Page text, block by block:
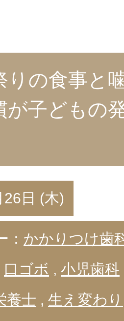
りの食事と
が子どもの
日 (木)
： かかりつけ歯
口ゴボ , 小児歯科
養士 , 生え変わり